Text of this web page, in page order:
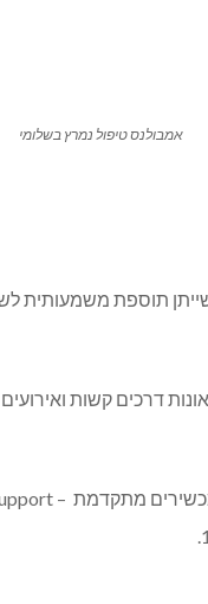
אמבולנס טיפול נמרץ בשלומי
תוספת משמעותית
דרכים קשות ואירועים